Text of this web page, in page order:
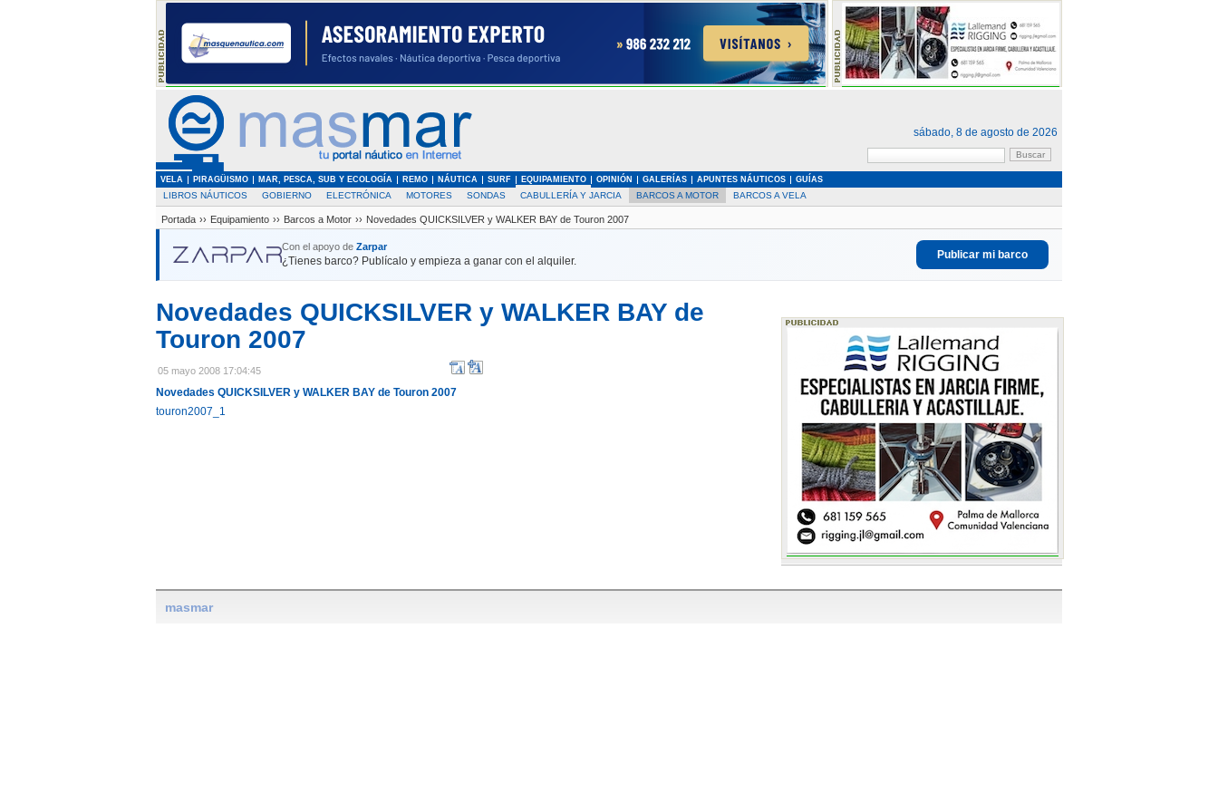
sábado, 8 de agosto de 2026
VELA PIRAGÜISMO MAR, PESCA, SUB Y ECOLOGÍA REMO NÁUTICA SURF EQUIPAMIENTO OPINIÓN GALERÍAS APUNTES NÁUTICOS GUÍAS
LIBROS NÁUTICOS GOBIERNO ELECTRÓNICA MOTORES SONDAS CABULLERÍA Y JARCIA BARCOS A MOTOR BARCOS A VELA
Portada ›› Equipamiento ›› Barcos a Motor ›› Novedades QUICKSILVER y WALKER BAY de Touron 2007
Con el apoyo de Zarpar
¿Tienes barco? Publícalo y empieza a ganar con el alquiler.
Publicar mi barco
Novedades QUICKSILVER y WALKER BAY de
Touron 2007
05 mayo 2008 17:04:45
Novedades QUICKSILVER y WALKER BAY de Touron 2007
touron2007_1
masmar